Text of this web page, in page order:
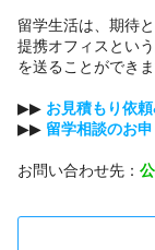
留学生活は、期待
提携オフィスとい
を送ることができま
▶︎▶︎ お見積もり依
▶︎▶︎ 留学相談のお
お問い合わせ先：